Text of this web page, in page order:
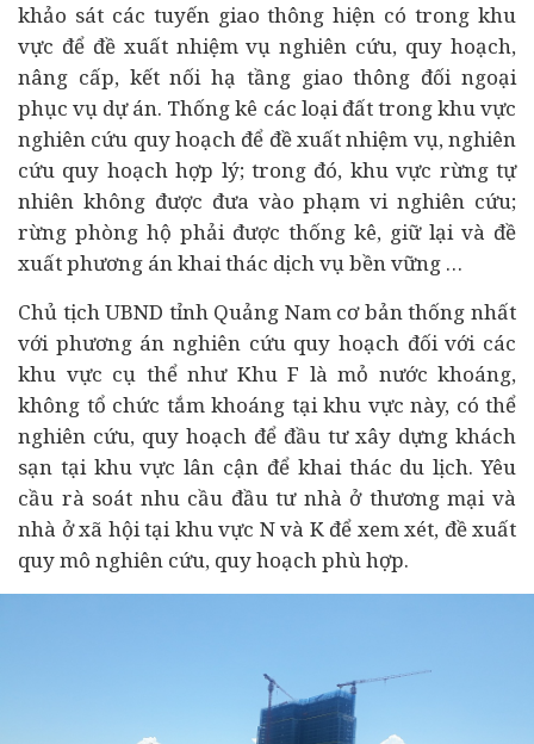
khảo sát các tuyến giao thông hiện có trong khu
vực để đề xuất nhiệm vụ nghiên cứu, quy hoạch,
nâng cấp, kết nối hạ tầng giao thông đối ngoại
phục vụ dự án. Thống kê các loại đất trong khu vực
nghiên cứu quy hoạch để đề xuất nhiệm vụ, nghiên
cứu quy hoạch hợp lý; trong đó, khu vực rừng tự
nhiên không được đưa vào phạm vi nghiên cứu;
rừng phòng hộ phải được thống kê, giữ lại và đề
xuất phương án khai thác dịch vụ bền vững …
Chủ tịch UBND tỉnh Quảng Nam cơ bản thống nhất
với phương án nghiên cứu quy hoạch đối với các
khu vực cụ thể như Khu F là mỏ nước khoáng,
không tổ chức tắm khoáng tại khu vực này, có thể
nghiên cứu, quy hoạch để đầu tư xây dựng khách
sạn tại khu vực lân cận để khai thác du lịch. Yêu
cầu rà soát nhu cầu đầu tư nhà ở thương mại và
nhà ở xã hội tại khu vực N và K để xem xét, đề xuất
quy mô nghiên cứu, quy hoạch phù hợp.